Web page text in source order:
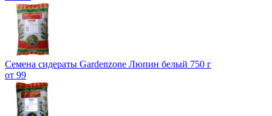
Семена сидераты Gardenzone Люпин белый 750 г
от 99